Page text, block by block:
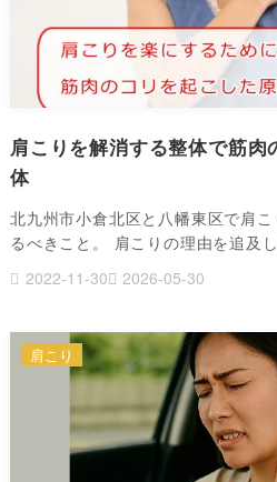
肩こりを解消する整体で筋肉
体
北九州市小倉北区と八幡東区で肩
るべきこと。 肩こりの理由を追及
2022-11-30
2026-05-30
肩こり